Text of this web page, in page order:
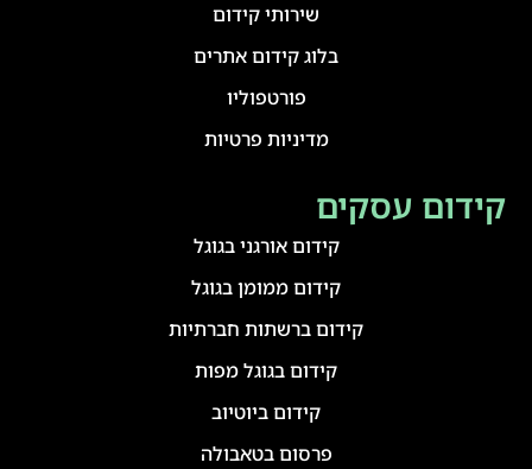
קידום עסקים
קידום אורגני בגוגל
קידום ממומן בגוגל
קידום ברשתות חברתיות
קידום בגוגל מפות
קידום ביוטיוב
פרסום בטאבולה
שירותי קידום
בלוג קידום אתרים
פורטפוליו
מדיניות פרטיות